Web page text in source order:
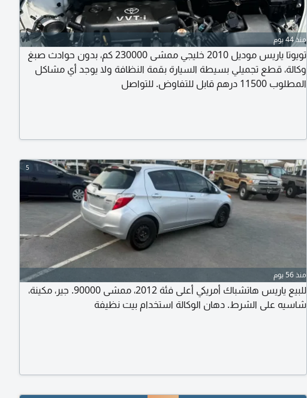
منذ 44 يوم
تويوتا ياريس موديل 2010 خليجي ممشى 230000 كم، بدون حوادث صبغ
وكالة، قطع تجميلي بسيطة السيارة بقمة النظافة ولا يوجد أي مشاكل
المطلوب 11500 درهم قابل للتفاوض. للتواصل
5
منذ 56 يوم
للبيع ياريس هاتشباك أمريكي أعلى فئة 2012، ممشى 90000. جير، مكينة،
شاسيه على الشرط. دهان الوكالة استخدام بيت نظيفة